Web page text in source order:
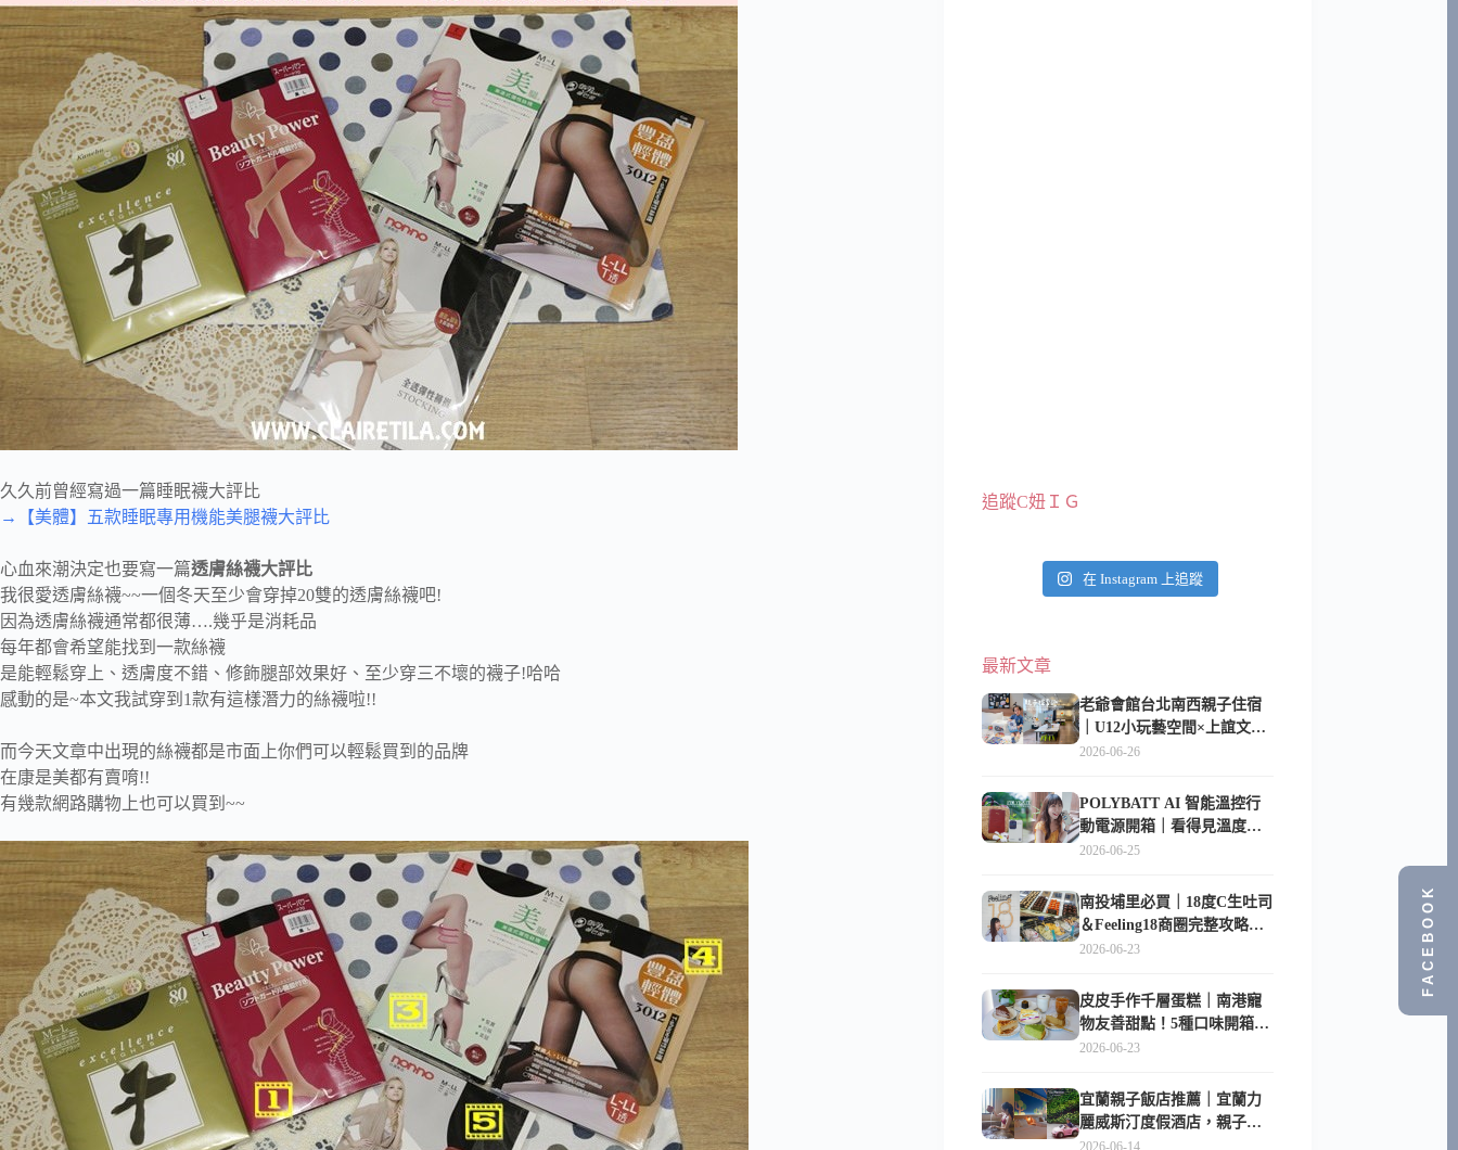
久久前曾經寫過一篇睡眠襪大評比
→【美體】五款睡眠專用機能美腿襪大評比
心血來潮決定也要寫一篇透膚絲襪大評比
我很愛透膚絲襪~~一個冬天至少會穿掉20雙的透膚絲襪吧!
因為透膚絲襪通常都很薄….幾乎是消耗品
每年都會希望能找到一款絲襪
是能輕鬆穿上、透膚度不錯、修飾腿部效果好、至少穿三不壞的襪子!哈哈
感動的是~本文我試穿到1款有這樣潛力的絲襪啦!!
而今天文章中出現的絲襪都是市面上你們可以輕鬆買到的品牌
在康是美都有賣唷!!
有幾款網路購物上也可以買到~~
追蹤C妞ＩＧ
在 Instagram 上追蹤
最新文章
老爺會館台北南西親子住宿
｜U12小玩藝空間×上誼文
化，暑假帶孩子這樣玩
2026-06-26
POLYBATT AI 智能溫控行
動電源開箱｜看得見溫度與
電量，外出更安心的
2026-06-25
南投埔里必買｜18度C生吐司
＆Feeling18商圈完整攻略，
在地人帶路這樣逛
2026-06-23
皮皮手作千層蛋糕｜南港寵
物友善甜點！5種口味開箱，
比Lady M便宜一半的台北隱
2026-06-23
宜蘭親子飯店推薦｜宜蘭力
麗威斯汀度假酒店，親子
房、Buffet、泳池、兒童俱樂
2026-06-14
FACEBOOK